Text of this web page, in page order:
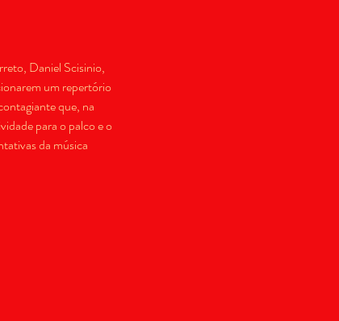
Daniel Scisinio,
um repertório
que, na
para o palco e o
da música